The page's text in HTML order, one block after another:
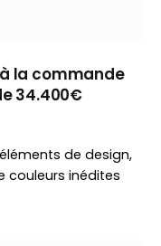
à la commande
34.400€
de design,
couleurs inédites